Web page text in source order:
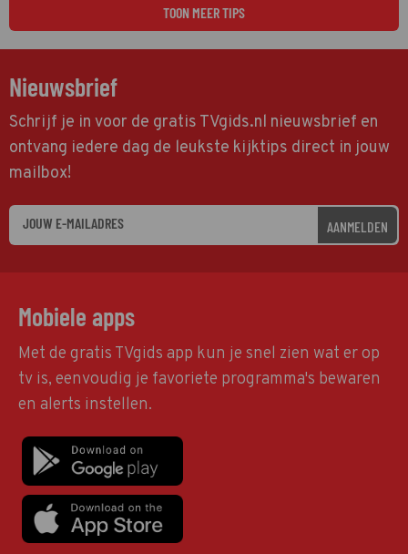
TOON MEER TIPS
Nieuwsbrief
Schrijf je in voor de gratis TVgids.nl nieuwsbrief en
ontvang iedere dag de leukste kijktips direct in jouw
mailbox!
AANMELDEN
Mobiele apps
Met de gratis TVgids app kun je snel zien wat er op
tv is, eenvoudig je favoriete programma's bewaren
en alerts instellen.